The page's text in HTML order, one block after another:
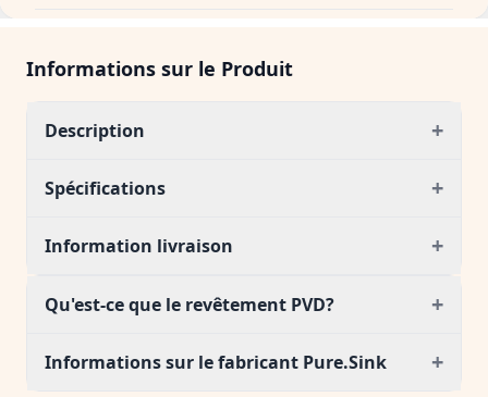
Informations sur le Produit
Description +
Spécifications +
Information livraison +
Qu'est-ce que le revêtement PVD? +
Informations sur le fabricant Pure.Sink +